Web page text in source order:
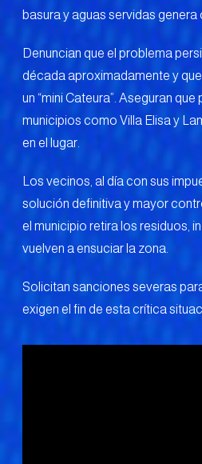
basura y aguas servidas
Denuncian que el problema
década aproximadamente y
un “mini Cateura”. Aseguran
municipios como Villa Elisa y
en el lugar.
Los vecinos, al día con sus
solución definitiva y mayor
el municipio retira los residuos,
vuelven a ensuciar la zona.
Solicitan sanciones severas
exigen el fin de esta crítica